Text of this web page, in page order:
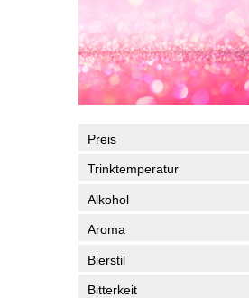
Preis
Trinktemperatur
Alkohol
Aroma
Bierstil
Bitterkeit